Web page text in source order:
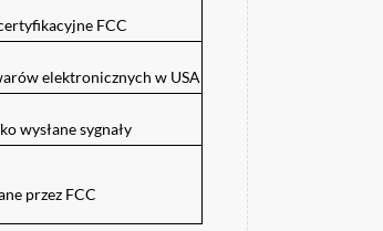
FCC
elektronicznych w USA
wysłane sygnały
przez FCC